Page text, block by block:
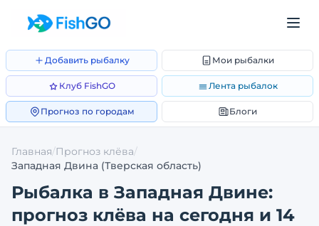
Добавить рыбалку Мои рыбалки
Клуб FishGO Лента рыбалок
Прогноз по городам Блоги
Главная/Прогноз клёва/
Западная Двина (Тверская область)
Рыбалка в Западная Двине:
прогноз клёва на сегодня и 14